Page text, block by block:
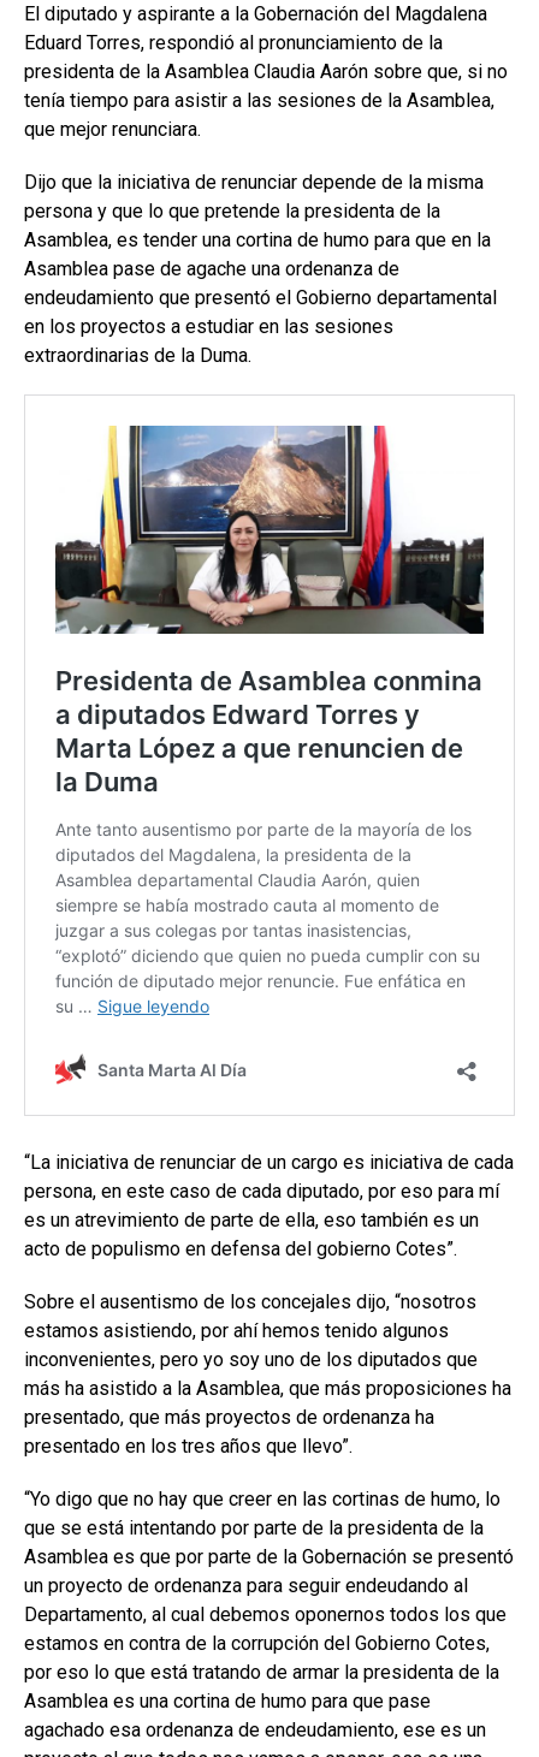
El diputado y aspirante a la Gobernación del Magdalena
Eduard Torres, respondió al pronunciamiento de la
presidenta de la Asamblea Claudia Aarón sobre que, si no
tenía tiempo para asistir a las sesiones de la Asamblea,
que mejor renunciara.
Dijo que la iniciativa de renunciar depende de la misma
persona y que lo que pretende la presidenta de la
Asamblea, es tender una cortina de humo para que en la
Asamblea pase de agache una ordenanza de
endeudamiento que presentó el Gobierno departamental
en los proyectos a estudiar en las sesiones
extraordinarias de la Duma.
“La iniciativa de renunciar de un cargo es iniciativa de cada
persona, en este caso de cada diputado, por eso para mí
es un atrevimiento de parte de ella, eso también es un
acto de populismo en defensa del gobierno Cotes”.
Sobre el ausentismo de los concejales dijo, “nosotros
estamos asistiendo, por ahí hemos tenido algunos
inconvenientes, pero yo soy uno de los diputados que
más ha asistido a la Asamblea, que más proposiciones ha
presentado, que más proyectos de ordenanza ha
presentado en los tres años que llevo”.
“Yo digo que no hay que creer en las cortinas de humo, lo
que se está intentando por parte de la presidenta de la
Asamblea es que por parte de la Gobernación se presentó
un proyecto de ordenanza para seguir endeudando al
Departamento, al cual debemos oponernos todos los que
estamos en contra de la corrupción del Gobierno Cotes,
por eso lo que está tratando de armar la presidenta de la
Asamblea es una cortina de humo para que pase
agachado esa ordenanza de endeudamiento, ese es un